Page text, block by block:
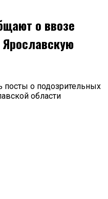
о ввозе
Ярославскую
посты о подозрительных
области